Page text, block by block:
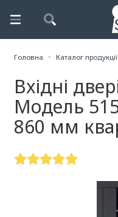
Головна Каталог продукції
Вхідні
Модель
860 мм